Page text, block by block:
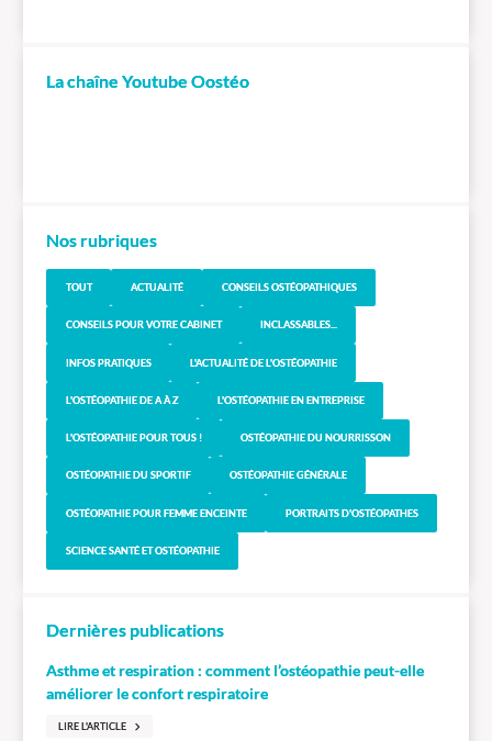
La chaîne Youtube Oostéo
Nos rubriques
TOUT ACTUALITÉ CONSEILS OSTÉOPATHIQUES
CONSEILS POUR VOTRE CABINET INCLASSABLES...
INFOS PRATIQUES L'ACTUALITÉ DE L'OSTÉOPATHIE
L'OSTÉOPATHIE DE A À Z L'OSTÉOPATHIE EN ENTREPRISE
L'OSTÉOPATHIE POUR TOUS ! OSTÉOPATHIE DU NOURRISSON
OSTÉOPATHIE DU SPORTIF OSTÉOPATHIE GÉNÉRALE
OSTÉOPATHIE POUR FEMME ENCEINTE PORTRAITS D'OSTÉOPATHES
SCIENCE SANTÉ ET OSTÉOPATHIE
Dernières publications
Asthme et respiration : comment l’ostéopathie peut-elle
améliorer le confort respiratoire
LIRE L'ARTICLE